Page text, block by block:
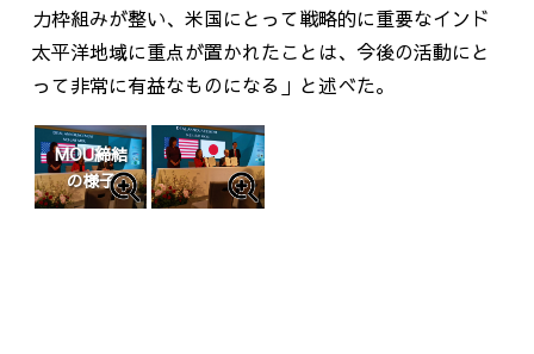
力枠組みが整い、米国にとって戦略的に重要なインド
太平洋地域に重点が置かれたことは、今後の活動にと
って非常に有益なものになる」と述べた。
MOU締結
の様子